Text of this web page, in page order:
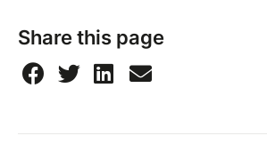
Share this page